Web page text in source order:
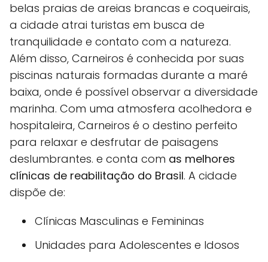
belas praias de areias brancas e coqueirais,
a cidade atrai turistas em busca de
tranquilidade e contato com a natureza.
Além disso, Carneiros é conhecida por suas
piscinas naturais formadas durante a maré
baixa, onde é possível observar a diversidade
marinha. Com uma atmosfera acolhedora e
hospitaleira, Carneiros é o destino perfeito
para relaxar e desfrutar de paisagens
deslumbrantes. e conta com as melhores
clínicas de reabilitação do Brasil. A cidade
dispõe de:
Clínicas Masculinas e Femininas
Unidades para Adolescentes e Idosos